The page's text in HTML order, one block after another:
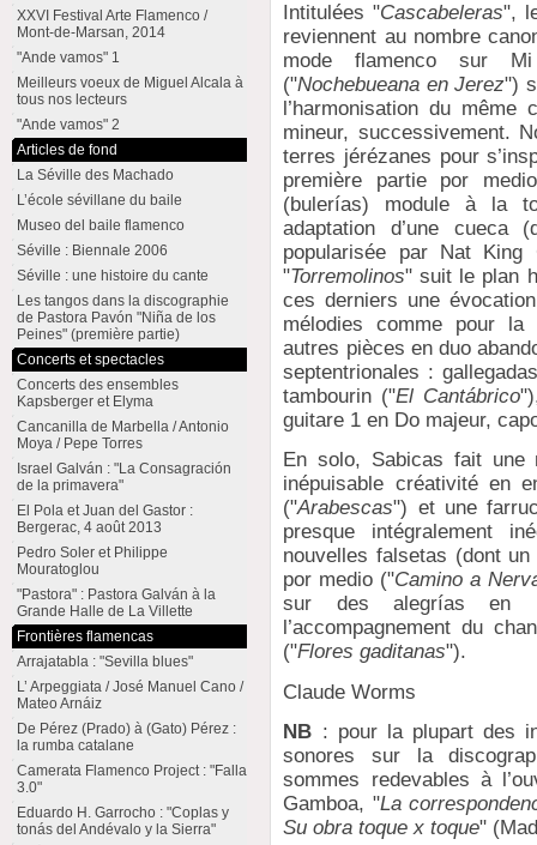
Intitulées "Cascabeleras",
reviennent au nombre
mode flamenco sur
("Nochebueana en Jerez")
l’harmonisation du
mineur, successivement.
terres jérézanes pour
première partie por
(bulerías) module à la
adaptation d’une cueca
popularisée par Nat King
"Torremolinos" suit le plan
ces derniers une
mélodies comme pour la
autres pièces en duo
septentrionales :
tambourin ("El Cantábrico
guitare 1 en Do majeur,
En solo, Sabicas fait une
inépuisable créativité en
("Arabescas") et une
presque intégralement
nouvelles falsetas (dont un
por medio ("Camino a
sur des alegrías en
l’accompagnement du
("Flores gaditanas").
Claude Worms
NB : pour la plupart des
sonores sur la
sommes redevables à
Gamboa, "La
Su obra toque x toque"
XXVI Festival Arte Flamenco /
Mont-de-Marsan, 2014
"Ande vamos" 1
Meilleurs voeux de Miguel Alcala à
tous nos lecteurs
"Ande vamos" 2
Articles de fond
La Séville des Machado
L’école sévillane du baile
Museo del baile flamenco
Séville : Biennale 2006
Séville : une histoire du cante
Les tangos dans la discographie
de Pastora Pavón "Niña de los
Peines" (première partie)
Concerts et spectacles
Concerts des ensembles
Kapsberger et Elyma
Cancanilla de Marbella / Antonio
Moya / Pepe Torres
Israel Galván : "La Consagración
de la primavera"
El Pola et Juan del Gastor :
Bergerac, 4 août 2013
Pedro Soler et Philippe
Mouratoglou
"Pastora" : Pastora Galván à la
Grande Halle de La Villette
Frontières flamencas
Arrajatabla : "Sevilla blues"
L’ Arpeggiata / José Manuel Cano /
Mateo Arnáiz
De Pérez (Prado) à (Gato) Pérez :
la rumba catalane
Camerata Flamenco Project : "Falla
3.0"
Eduardo H. Garrocho : "Coplas y
tonás del Andévalo y la Sierra"